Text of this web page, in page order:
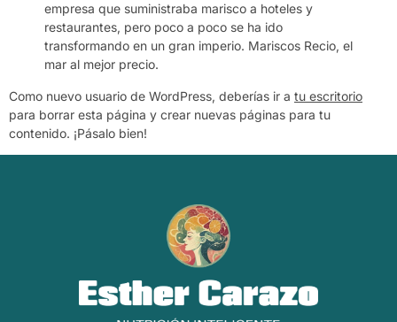
empresa que suministraba marisco a hoteles y
restaurantes, pero poco a poco se ha ido
transformando en un gran imperio. Mariscos Recio, el
mar al mejor precio.
Como nuevo usuario de WordPress, deberías ir a tu escritorio
para borrar esta página y crear nuevas páginas para tu
contenido. ¡Pásalo bien!